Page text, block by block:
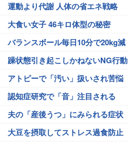
運動より代謝 人体の省エネ戦略
大食い女子 46キロ体型の秘密
バランスボール毎日10分で20kg減
躁状態引き起こしかねないNG行動
アトピーで「汚い」扱いされ苦悩
認知症研究で「音」注目される
夫の「産後うつ」にみられる症状
大豆を摂取してストレス過食防止